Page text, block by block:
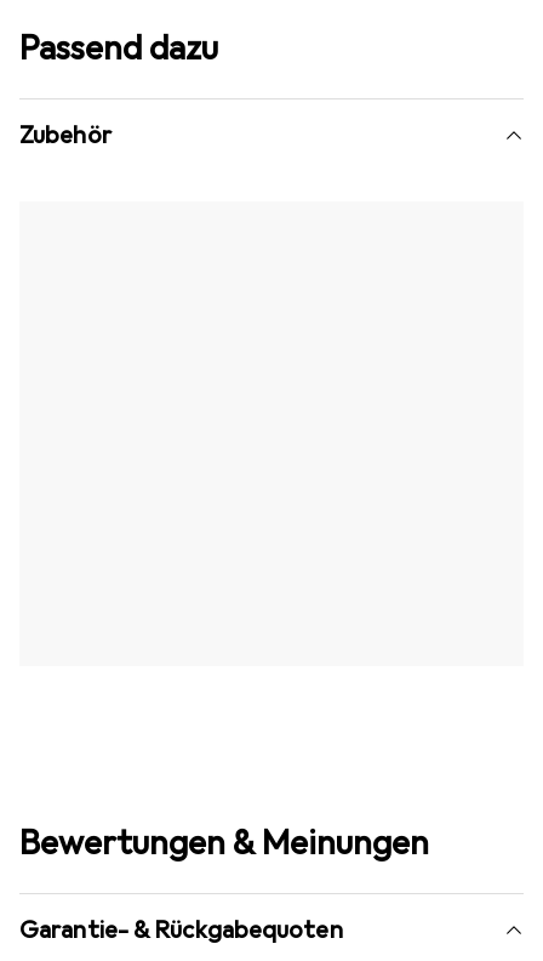
Passend dazu
Zubehör
Bewertungen & Meinungen
Garantie- & Rückgabequoten